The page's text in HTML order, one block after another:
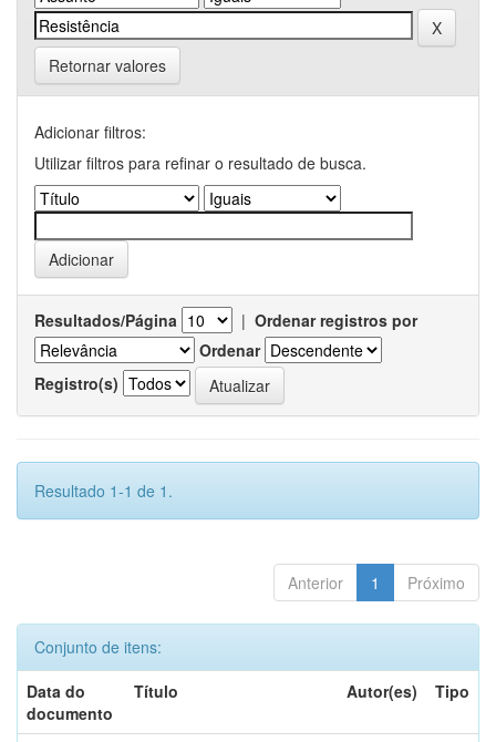
Retornar valores
Adicionar filtros:
Utilizar filtros para refinar o resultado de busca.
Resultados/Página | Ordenar registros por
Ordenar
Registro(s)
Resultado 1-1 de 1.
Anterior 1 Próximo
Conjunto de itens:
Data do
documento
Título Autor(es) Tipo